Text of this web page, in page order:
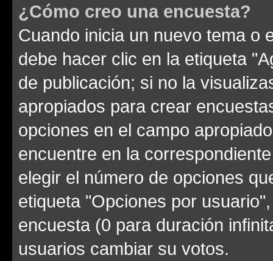
¿Cómo creo una encuesta?
Cuando inicia un nuevo tema o
debe hacer clic en la etiqueta
de publicación; si no la
apropiados para crear
opciones en el campo
encuentre en la
elegir el número de opciones
etiqueta "Opciones por
encuesta (0 para duración
usuarios cambiar su votos.